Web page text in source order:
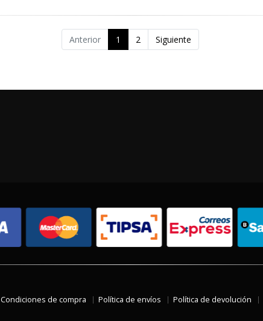
Anterior 1 2 Siguiente
Condiciones de compra Política de envíos Política de devolución